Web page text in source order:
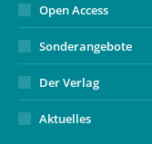
Open Access
Sonderangebote
Der Verlag
Aktuelles